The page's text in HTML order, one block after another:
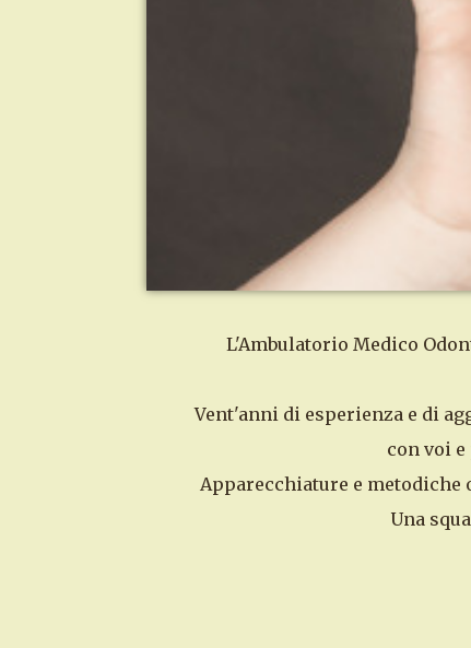
L'Ambulatorio Medico
Vent'anni di esperienza e di
con voi
Apparecchiature e
Una